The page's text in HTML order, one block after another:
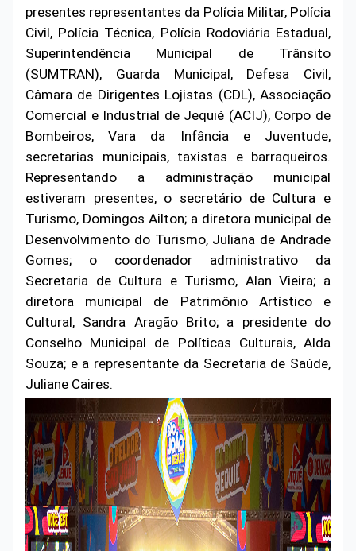
presentes representantes da Polícia Militar, Polícia
Civil, Polícia Técnica, Polícia Rodoviária Estadual,
Superintendência Municipal de Trânsito
(SUMTRAN), Guarda Municipal, Defesa Civil,
Câmara de Dirigentes Lojistas (CDL), Associação
Comercial e Industrial de Jequié (ACIJ), Corpo de
Bombeiros, Vara da Infância e Juventude,
secretarias municipais, taxistas e barraqueiros.
Representando a administração municipal
estiveram presentes, o secretário de Cultura e
Turismo, Domingos Ailton; a diretora municipal de
Desenvolvimento do Turismo, Juliana de Andrade
Gomes; o coordenador administrativo da
Secretaria de Cultura e Turismo, Alan Vieira; a
diretora municipal de Patrimônio Artístico e
Cultural, Sandra Aragão Brito; a presidente do
Conselho Municipal de Políticas Culturais, Alda
Souza; e a representante da Secretaria de Saúde,
Juliane Caires.